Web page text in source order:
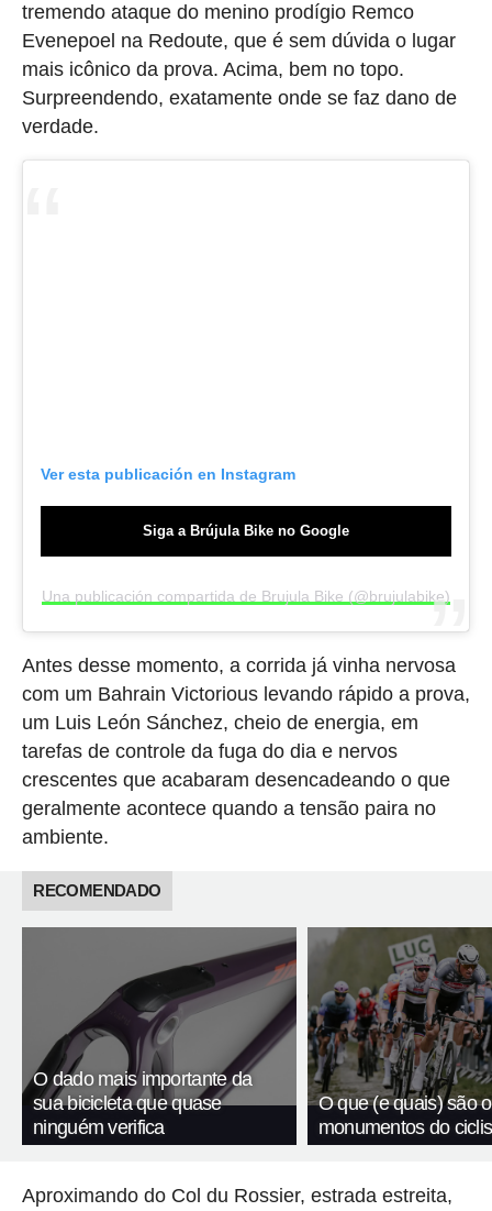
tremendo ataque do menino prodígio Remco
Evenepoel na Redoute, que é sem dúvida o lugar
mais icônico da prova. Acima, bem no topo.
Surpreendendo, exatamente onde se faz dano de
verdade.
Ver esta publicación en Instagram
Siga a Brújula Bike no Google
Una publicación compartida de Brujula Bike (@brujulabike)
Antes desse momento, a corrida já vinha nervosa
com um Bahrain Victorious levando rápido a prova,
um Luis León Sánchez, cheio de energia, em
tarefas de controle da fuga do dia e nervos
crescentes que acabaram desencadeando o que
geralmente acontece quando a tensão paira no
ambiente.
RECOMENDADO
O dado mais importante da
sua bicicleta que quase
ninguém verifica
O que (e quais) são
monumentos do
Aproximando do Col du Rossier, estrada estreita,